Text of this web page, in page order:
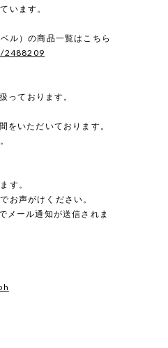
います。
ル）の商品一覧はこちら
2488209
ております。
をいただいております。
す。
お声がけください。
メール通知が送信されま